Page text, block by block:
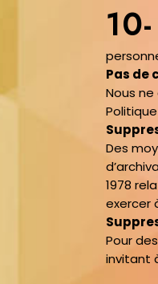
Pas de
Nous
Des
1978
exercer
Pour
invitant